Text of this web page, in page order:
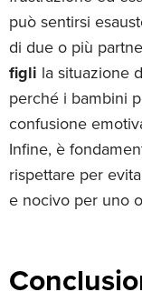
può sentirsi
di due o più
figli la situazione
perché i bambini
confusione
Infine, è
rispettare per
e nocivo per uno